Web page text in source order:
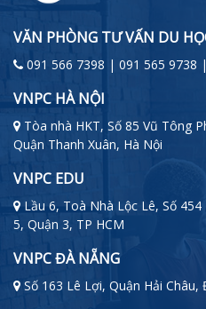
VĂN PHÒNG TƯ VẤN DU
091 566 7398 | 091 565 9738
VNPC HÀ NỘI
Tòa nhà HKT, Số 85 Vũ Tông
Quận Thanh Xuân, Hà Nội
VNPC EDU
Lầu 6, Toà Nhà Lộc Lê, Số
5, Quận 3, TP HCM
VNPC ĐÀ NẴNG
Số 163 Lê Lợi, Quận Hải Châu,